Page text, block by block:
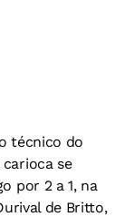
técnico do
se
por 2 a 1, na
de Britto,